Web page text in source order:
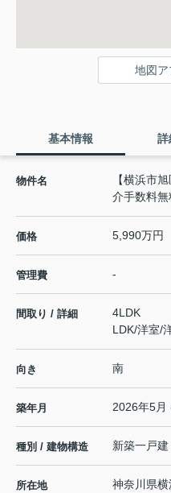
地図ア
基本情報 詳
物件名
【横浜市
介手数料
価格 5,990万円
管理費 -
間取り / 詳細
4LDK
LDK/洋室/
向き 南
築年月 2026年5月
種別 / 建物構造 新築一戸
所在地 神奈川県横